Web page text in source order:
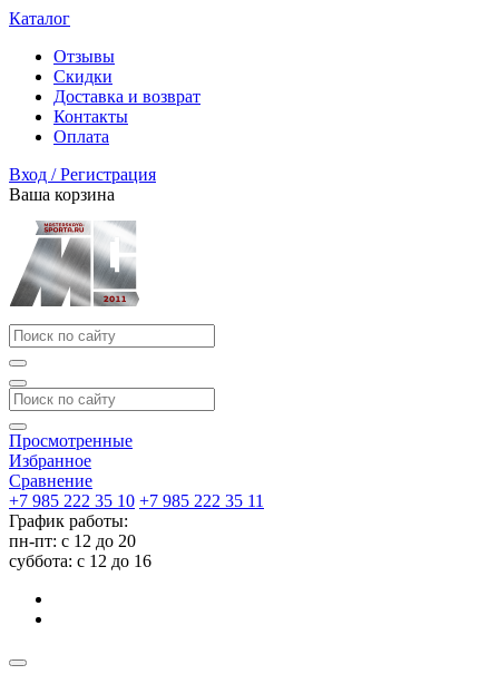
Каталог
Отзывы
Скидки
Доставка и возврат
Контакты
Оплата
Вход / Регистрация
Ваша корзина
Просмотренные
Избранное
Сравнение
+7 985 222 35 10 +7 985 222 35 11
График работы:
пн-пт: с 12 до 20
суббота: c 12 до 16